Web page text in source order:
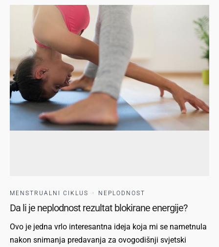
MENSTRUALNI CIKLUS · NEPLODNOST
Da li je neplodnost rezultat blokirane energije?
Ovo je jedna vrlo interesantna ideja koja mi se nametnula
nakon snimanja predavanja za ovogodišnji svjetski